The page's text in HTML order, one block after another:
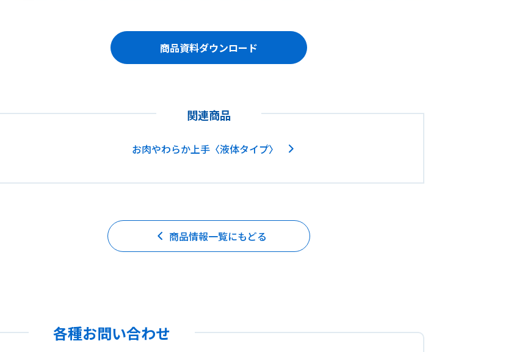
商品資料ダウンロード
関連商品
お肉やわらか上手〈液体タイプ〉
商品情報一覧にもどる
各種お問い合わせ